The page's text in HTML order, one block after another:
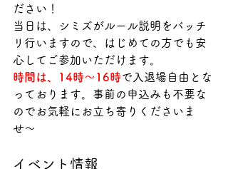
ださい！
当日は、シミズがルール説明をバッチ
リ行いますので、はじめての方でも安
心してご参加いただけます。
時間は、14時〜16時で入退場自由とな
っております。事前の申込みも不要な
のでお気軽にお立ち寄りくださいま
せ〜
イベント情報